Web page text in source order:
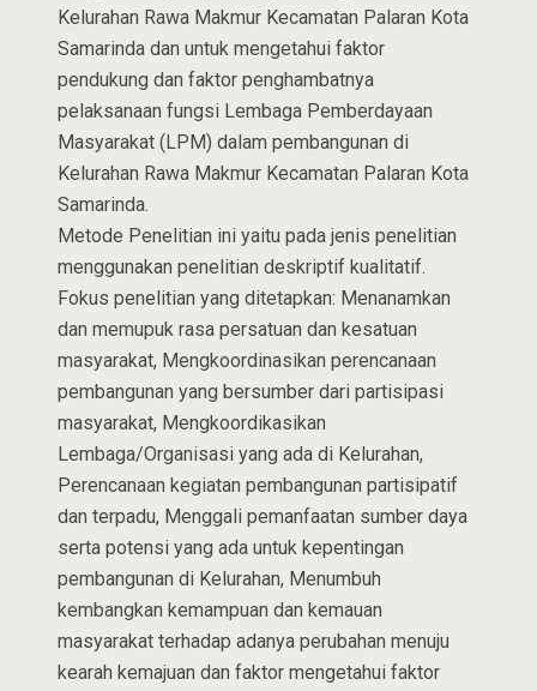
Kelurahan Rawa Makmur Kecamatan Palaran Kota
Samarinda dan untuk mengetahui faktor
pendukung dan faktor penghambatnya
pelaksanaan fungsi Lembaga Pemberdayaan
Masyarakat (LPM) dalam pembangunan di
Kelurahan Rawa Makmur Kecamatan Palaran Kota
Samarinda.
Metode Penelitian ini yaitu pada jenis penelitian
menggunakan penelitian deskriptif kualitatif.
Fokus penelitian yang ditetapkan: Menanamkan
dan memupuk rasa persatuan dan kesatuan
masyarakat, Mengkoordinasikan perencanaan
pembangunan yang bersumber dari partisipasi
masyarakat, Mengkoordikasikan
Lembaga/Organisasi yang ada di Kelurahan,
Perencanaan kegiatan pembangunan partisipatif
dan terpadu, Menggali pemanfaatan sumber daya
serta potensi yang ada untuk kepentingan
pembangunan di Kelurahan, Menumbuh
kembangkan kemampuan dan kemauan
masyarakat terhadap adanya perubahan menuju
kearah kemajuan dan faktor mengetahui faktor